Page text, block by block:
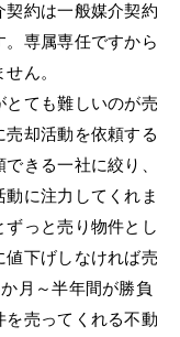
契約は一般媒介契約
専属専任ですから
ん。
とても難しいのが売
却活動を依頼する
きる一社に絞り、
に注力してくれま
っと売り物件とし
下げしなければ売
月～半年間が勝負
売ってくれる不動